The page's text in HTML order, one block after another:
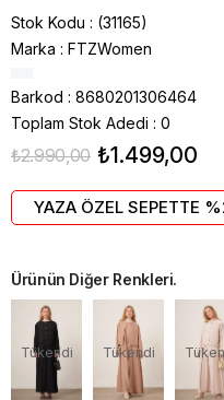
Stok Kodu
(31165)
Marka : FTZWomen
Barkod : 8680201306464
Toplam Stok Adedi : 0
₺2.990,00 ₺1.499,00
YAZA ÖZEL SEPETTE
Ürünün Diğer Renkleri.
Tükendi Tükendi